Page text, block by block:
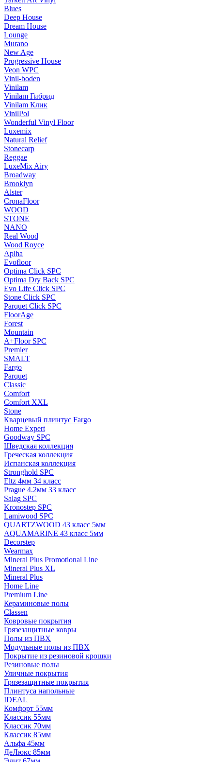
Blues
Deep House
Dream House
Lounge
Murano
New Age
Progressive House
Veon WPC
Vinil-boden
Vinilam
Vinilam Гибрид
Vinilam Клик
VinilPol
Wonderful Vinyl Floor
Luxemix
Natural Relief
Stonecarp
Reggae
LuxeMix Airy
Broadway
Brooklyn
Alster
CronaFloor
WOOD
STONE
NANO
Real Wood
Wood Royce
Aplha
Evofloor
Optima Click SPC
Optima Dry Back SPC
Evo Life Click SPC
Stone Click SPC
Parquet Click SPC
FloorAge
Forest
Mountain
A+Floor SPC
Premier
SMALT
Fargo
Parquet
Classic
Comfort
Comfort XXL
Stone
Кварцевый плинтус Fargo
Home Expert
Goodway SPC
Шведская коллекция
Греческая коллекция
Испанская коллекция
Stronghold SPC
Eltz 4мм 34 класс
Prague 4.2мм 33 класс
Salag SPC
Kronostep SPC
Lamiwood SPC
QUARTZWOOD 43 класс 5мм
AQUAMARINE 43 класс 5мм
Decorstep
Wearmax
Mineral Plus Promotional Line
Mineral Plus XL
Mineral Plus
Home Line
Premium Line
Кераминовые полы
Classen
Ковровые покрытия
Грязезащитные ковры
Полы из ПВХ
Модульные полы из ПВХ
Покрытие из резиновой крошки
Резиновые полы
Уличные покрытия
Грязезащитные покрытия
Плинтуса напольные
IDEAL
Комфорт 55мм
Классик 55мм
Классик 70мм
Классик 85мм
Альфа 45мм
ДеЛюкс 85мм